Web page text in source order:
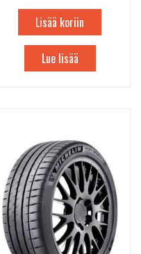
Lisää koriin
Lue lisää